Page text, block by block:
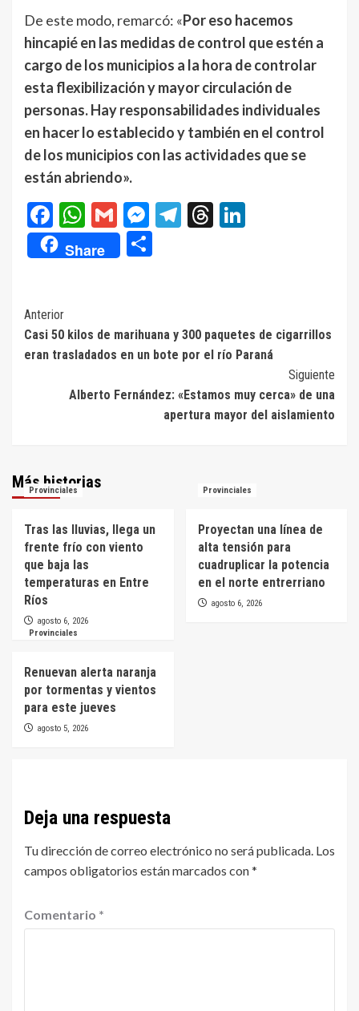
De este modo, remarcó: «Por eso hacemos
hincapié en las medidas de control que estén a
cargo de los municipios a la hora de controlar
esta flexibilización y mayor circulación de
personas. Hay responsabilidades individuales
en hacer lo establecido y también en el control
de los municipios con las actividades que se
están abriendo».
Facebook
WhatsApp
GmailMessenger
Telegram
Threads
Share
Navegación
de
Anterior
Casi 50 kilos de marihuana y 300 paquetes de cigarrillos
eran trasladados en un bote por el río Paraná
Siguiente
Alberto Fernández: «Estamos muy cerca» de una
apertura mayor del aislamiento
Más historias
Provinciales
Tras las lluvias, llega un
frente frío con viento
que baja las
temperaturas en Entre
Ríos
agosto 6, 2026
Provinciales
Proyectan una línea de
alta tensión para
cuadruplicar la potencia
en el norte entrerriano
agosto 6, 2026
Provinciales
Renuevan alerta naranja
por tormentas y vientos
para este jueves
agosto 5, 2026
Deja una respuesta
Tu dirección de correo electrónico no será publicada. Los
campos obligatorios están marcados con*
Comentario *